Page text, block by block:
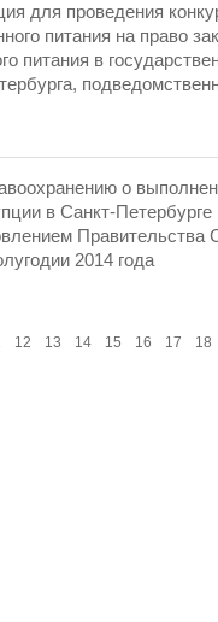
для проведения
питания на право
питания в
о
в Санкт-
Правительства
2014 года
12 13 14 15 16 17
18